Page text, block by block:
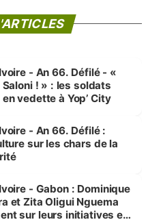
- An 66. Défilé - «
Saloni ! » : les soldats
vedette à Yop’ City
- An 66. Défilé :
sur les chars de la
- Gabon : Dominique
et Zita Oligui Nguema
sur leurs initiatives en